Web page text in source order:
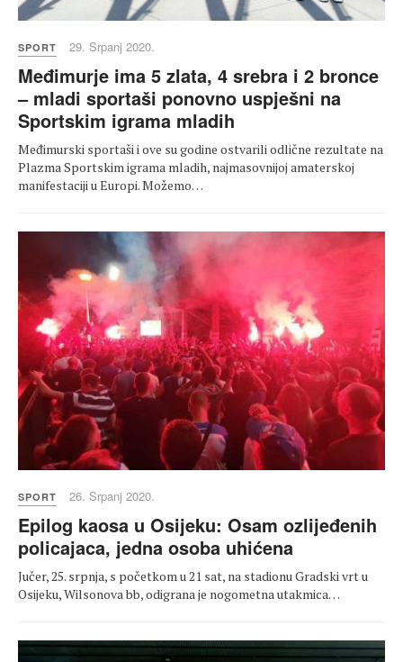
SPORT 29. Srpanj 2020.
Međimurje ima 5 zlata, 4 srebra i 2 bronce
– mladi sportaši ponovno uspješni na
Sportskim igrama mladih
Međimurski sportaši i ove su godine ostvarili odlične rezultate na
Plazma Sportskim igrama mladih, najmasovnijoj amaterskoj
manifestaciji u Europi. Možemo…
SPORT 26. Srpanj 2020.
Epilog kaosa u Osijeku: Osam ozlijeđenih
policajaca, jedna osoba uhićena
Jučer, 25. srpnja, s početkom u 21 sat, na stadionu Gradski vrt u
Osijeku, Wilsonova bb, odigrana je nogometna utakmica…